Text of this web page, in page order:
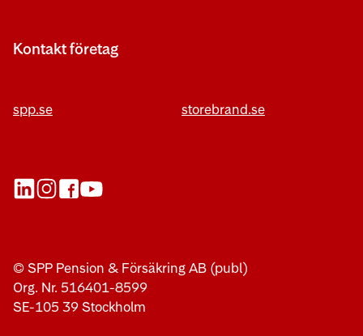
Kontakt företag
spp.se storebrand.se
öppnas nytt fönster
öppnas nytt fönster
öppnas nytt fönster
öppnas nytt fönster
© SPP Pension & Försäkring AB (publ)
Org. Nr. 516401-8599
SE-105 39 Stockholm